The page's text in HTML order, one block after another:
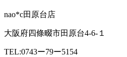
nao*c田原台店
大阪府四條畷市田原台4-6-１
TEL:0743ー79ー5154